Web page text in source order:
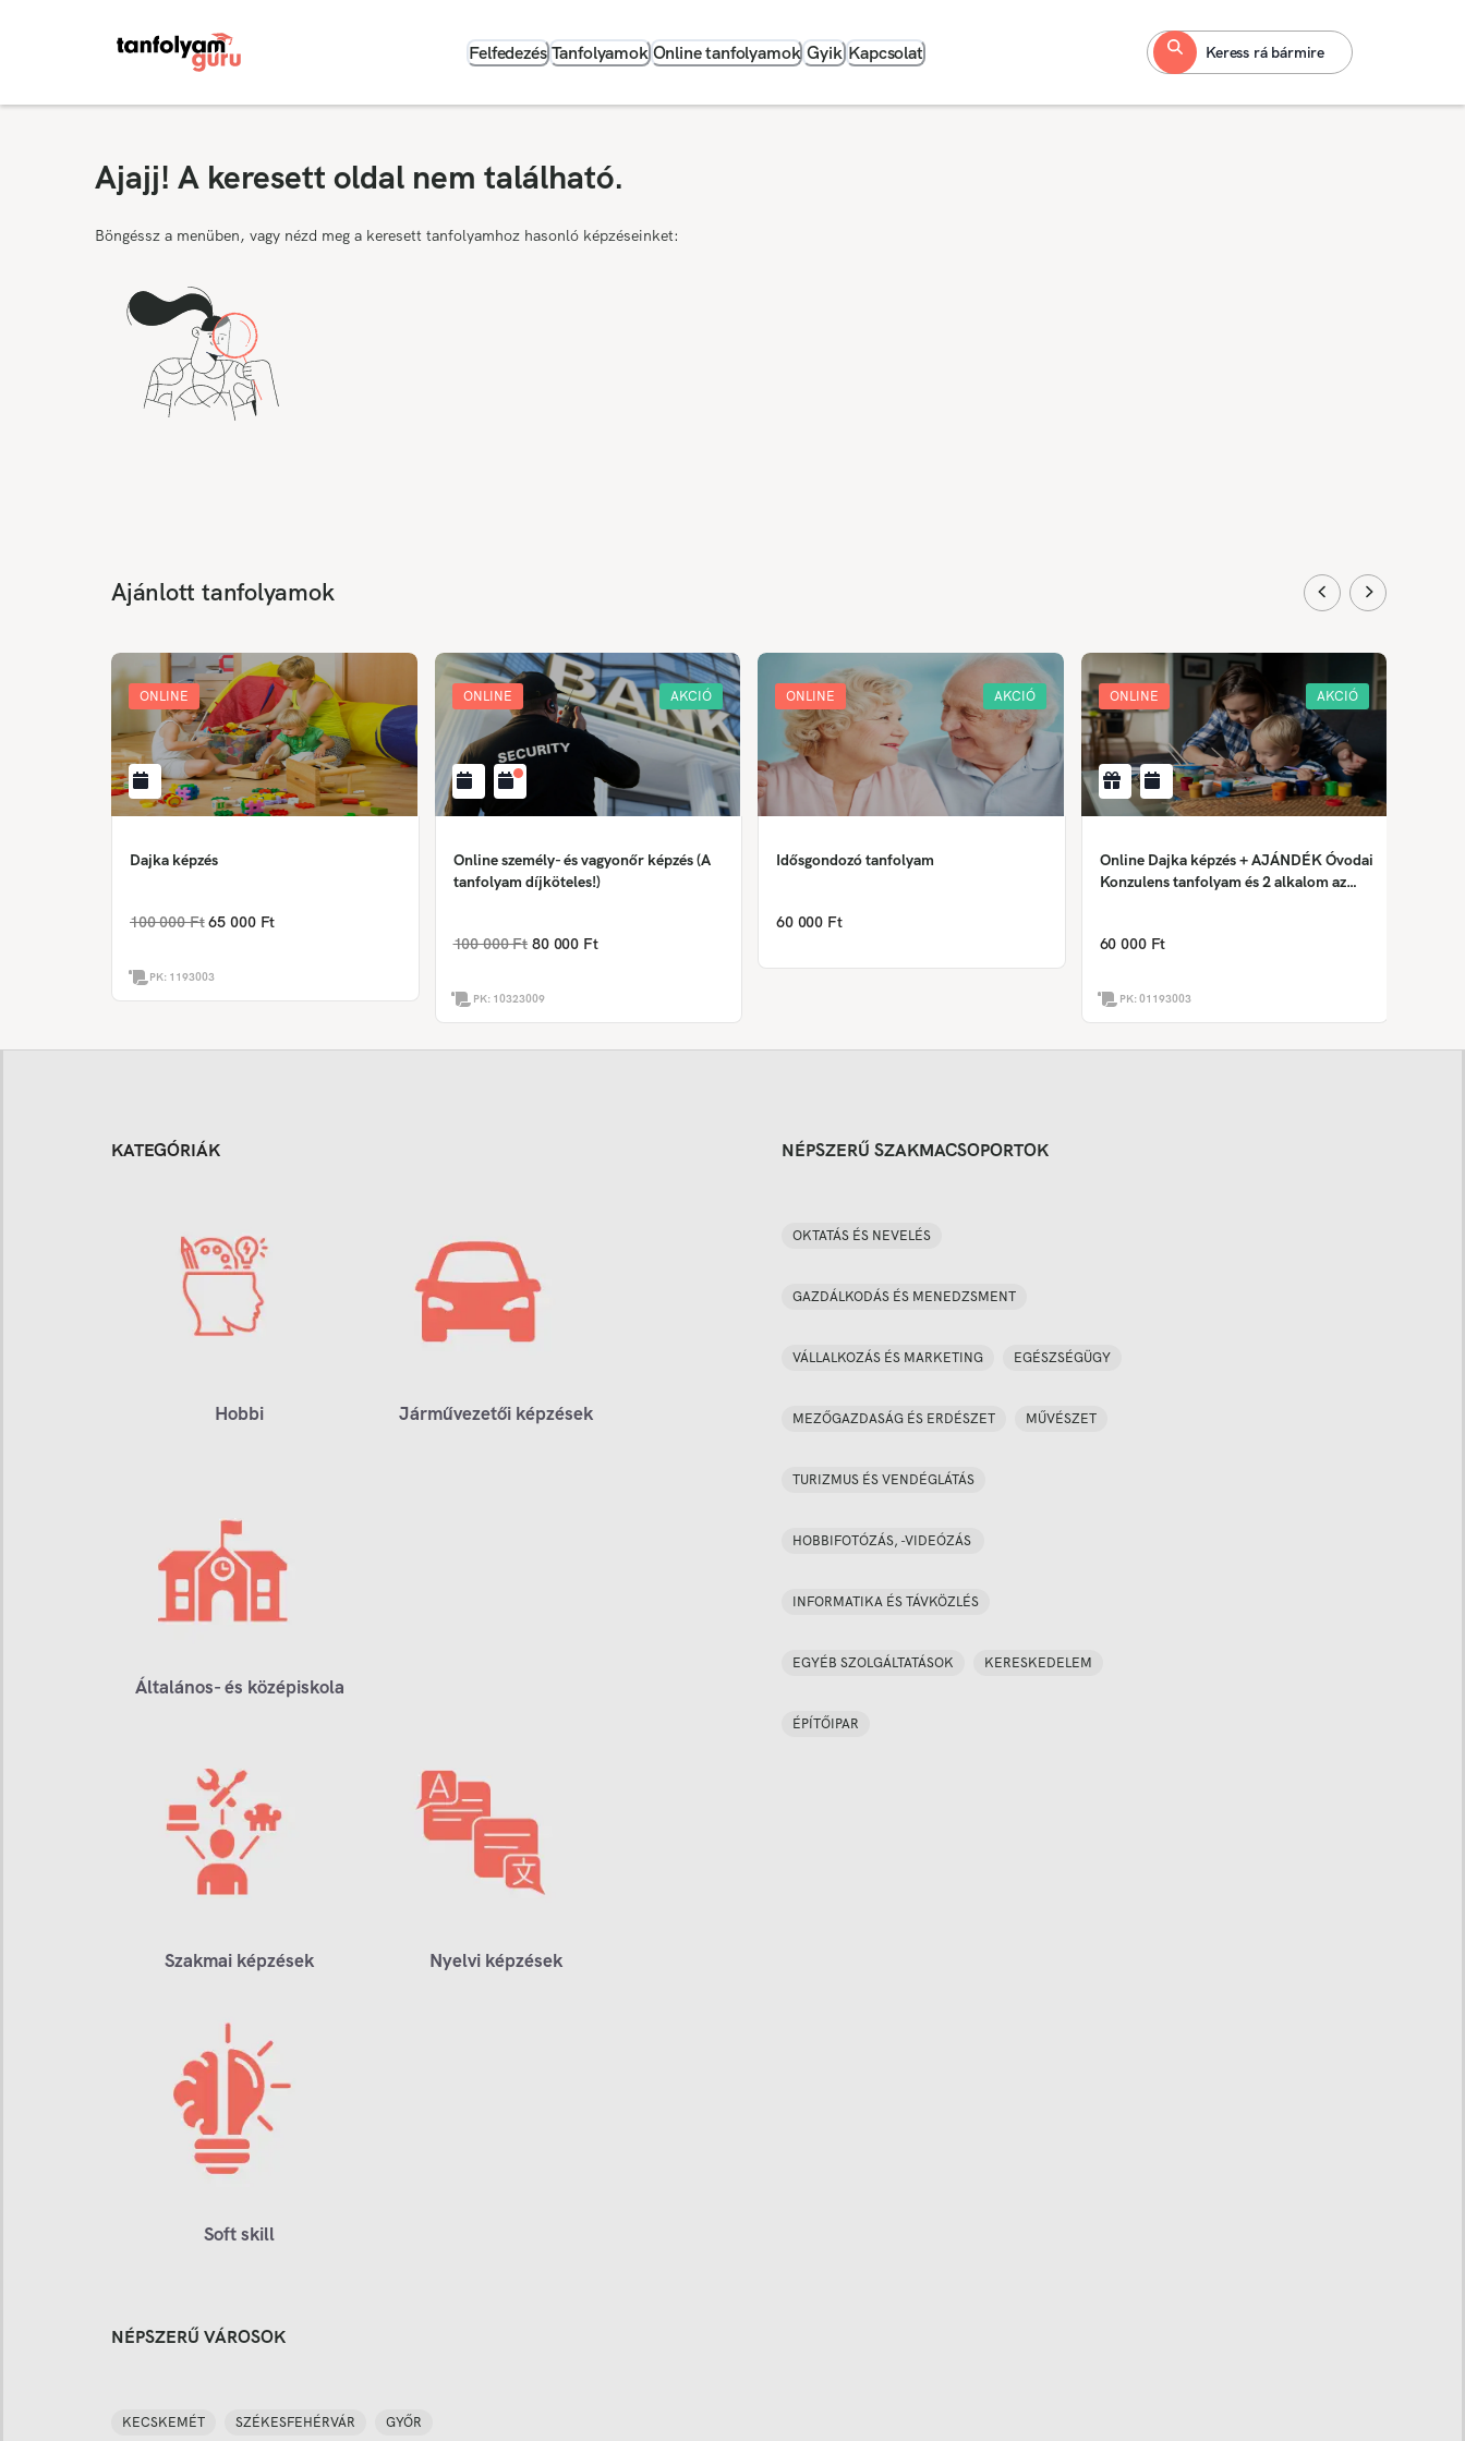
Felfedezés Tanfolyamok Online tanfolyamok Gyik Kapcsolat Keress rá bármire
Ajajj! A keresett oldal nem található.
Böngéssz a menüben, vagy nézd meg a keresett tanfolyamhoz hasonló képzéseinket:
Ajánlott tanfolyamok
ONLINE
Dajka képzés
100 000 Ft 65 000 Ft
PK: 1193003
ONLINE AKCIÓ
Online személy- és vagyonőr képzés (A
tanfolyam díjköteles!)
100 000 Ft 80 000 Ft
PK: 10323009
ONLINE AKCIÓ
Idősgondozó tanfolyam
60 000 Ft
ONLINE AKCIÓ
Online Dajka képzés + AJÁNDÉK Óvodai
Konzulens tanfolyam és 2 alkalom az
60 000 Ft
PK:01193003
KATEGÓRIÁK
Hobbi Járművezetői képzések
Általános- és középiskola
Szakmai képzések Nyelvi képzések
Soft skill
NÉPSZERŰ SZAKMACSOPORTOK
OKTATÁS ÉS NEVELÉS
GAZDÁLKODÁS ÉS MENEDZSMENT
VÁLLALKOZÁS ÉS MARKETING EGÉSZSÉGÜGY
MEZŐGAZDASÁG ÉS ERDÉSZET MŰVÉSZET
TURIZMUS ÉS VENDÉGLÁTÁS
HOBBIFOTÓZÁS, -VIDEÓZÁS
INFORMATIKA ÉS TÁVKÖZLÉS
EGYÉB SZOLGÁLTATÁSOK KERESKEDELEM
ÉPÍTŐIPAR
NÉPSZERŰ VÁROSOK
KECSKEMÉT SZÉKESFEHÉRVÁR GYŐR